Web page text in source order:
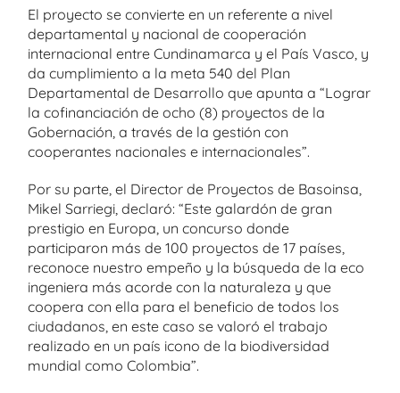
El proyecto se convierte en un referente a nivel
departamental y nacional de cooperación
internacional entre Cundinamarca y el País Vasco, y
da cumplimiento a la meta 540 del Plan
Departamental de Desarrollo que apunta a “Lograr
la cofinanciación de ocho (8) proyectos de la
Gobernación, a través de la gestión con
cooperantes nacionales e internacionales”.
Por su parte, el Director de Proyectos de Basoinsa,
Mikel Sarriegi, declaró: “Este galardón de gran
prestigio en Europa, un concurso donde
participaron más de 100 proyectos de 17 países,
reconoce nuestro empeño y la búsqueda de la eco
ingeniera más acorde con la naturaleza y que
coopera con ella para el beneficio de todos los
ciudadanos, en este caso se valoró el trabajo
realizado en un país icono de la biodiversidad
mundial como Colombia”.